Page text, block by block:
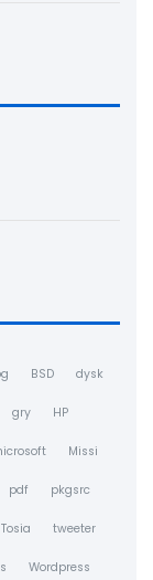
BSD dysk
gry HP
Missi
pdf pkgsrc
Tosia tweeter
Wordpress